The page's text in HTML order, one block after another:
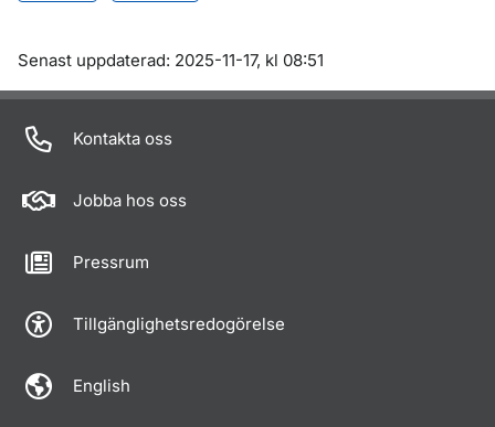
Om sidan
Senast uppdaterad: 2025-11-17, kl 08:51
Kontakta oss
Jobba hos oss
Pressrum
Tillgänglighetsredogörelse
English